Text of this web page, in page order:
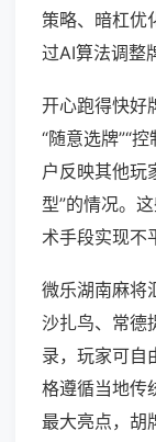
策略、暗杠优
过AI算法调整
开心跑得快好
“随意选牌”“
户反映其他玩
型”的情况。
术手段实现不
微乐湖南麻将
沙扎鸟、常德
录，玩家可自
格遵循当地传
最大亮点，胡